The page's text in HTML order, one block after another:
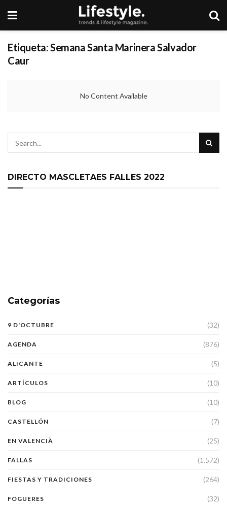
Etiqueta:Semana Santa Marinera Salvador
Caur
No Content Available
DIRECTO MASCLETAES FALLES 2022
Categorías
9 D'OCTUBRE (32)
AGENDA (876)
ALICANTE (5)
ARTÍCULOS (10)
BLOG (10)
CASTELLÓN (7)
EN VALENCIÀ (25)
FALLAS (1.572)
FIESTAS Y TRADICIONES (264)
FOGUERES (32)